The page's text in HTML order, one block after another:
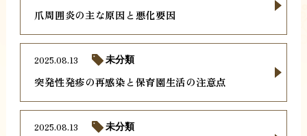
爪周囲炎の主な原因と悪化要因
突発性発疹の再感染と保育園生活の注意点
2025.08.13 未分類
2025.08.13 未分類